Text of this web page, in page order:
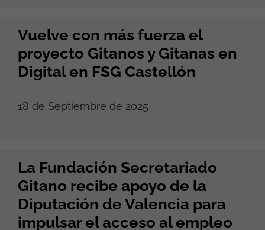
Vuelve con más fuerza el
proyecto Gitanos y Gitanas en
Digital en FSG Castellón
18 de Septiembre de 2025
La Fundación Secretariado
Gitano recibe apoyo de la
Diputación de Valencia para
impulsar el acceso al empleo